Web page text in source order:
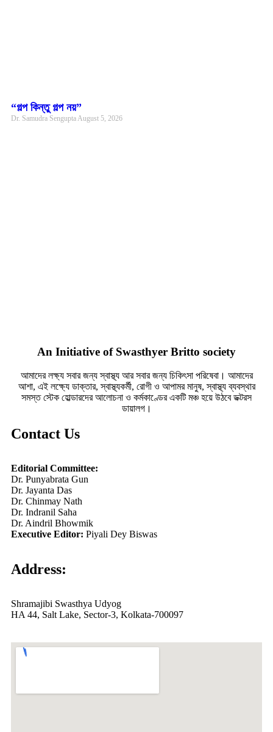
“গল্প কিন্তু গল্প নয়”
Dr. Samudra Sengupta August 5, 2026
An Initiative of Swasthyer Britto society
আমাদের লক্ষ্য সবার জন্য স্বাস্থ্য আর সবার জন্য চিকিৎসা পরিষেবা। আমাদের
আশা, এই লক্ষ্যে ডাক্তার, স্বাস্থ্যকর্মী, রোগী ও আপামর মানুষ, স্বাস্থ্য ব্যবস্থার
সমস্ত স্টেক হোল্ডারদের আলোচনা ও কর্মকাণ্ডের একটি মঞ্চ হয়ে উঠবে ডক্টরস
ডায়ালগ।
Contact Us
Editorial Committee:
Dr. Punyabrata Gun
Dr. Jayanta Das
Dr. Chinmay Nath
Dr. Indranil Saha
Dr. Aindril Bhowmik
Executive Editor: Piyali Dey Biswas
Address:
Shramajibi Swasthya Udyog
HA 44, Salt Lake, Sector-3, Kolkata-700097